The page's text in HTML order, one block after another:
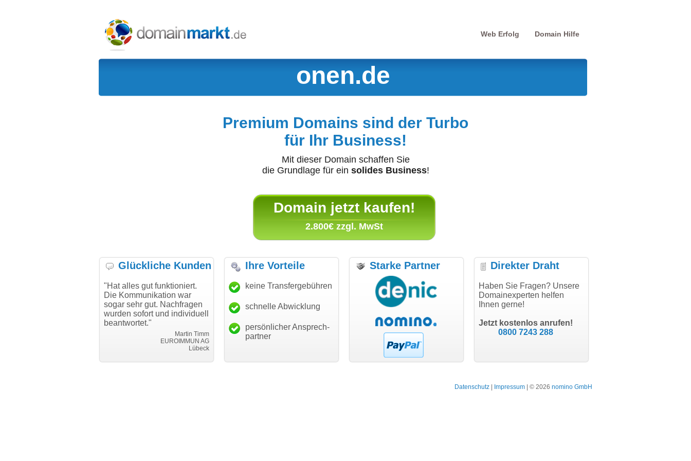
Web Erfolg Domain Hilfe
onen.de
Premium Domains sind der Turbo
für Ihr Business!
Mit dieser Domain schaffen Sie
die Grundlage für ein solides Business!
Domain jetzt kaufen!
2.800€ zzgl. MwSt
Glückliche Kunden
"Hat alles gut funktioniert.
Die Kommunikation war
sogar sehr gut. Nachfragen
wurden sofort und individuell
beantwortet."
Martin Timm
EUROIMMUN AG
Lübeck
"Danke für den schnellen
Transfer und guten Service!"
Thomas Schäfer
i can eckert communication GmbH
"Ich bin dankbar, meine
Wunschdomain gefunden zu
haben. Die Domain passt für
hundertprozentig."
Janina Köck
Leben im Einklang
leben-im-einklang.de
"Super Abwicklung, vielen
modern software GbR
Landau an der Isar
"Vielen Dank für den
Ihre Vorteile
keine Transfergebühren
schnelle Abwicklung
persönlicher Ansprech-
partner
Starke Partner Direkter Draht
Haben Sie Fragen? Unsere
Domainexperten helfen
Ihnen gerne!
Jetzt kostenlos anrufen!
0800 7243 288
Datenschutz Impressum | © 2026 nomino GmbH